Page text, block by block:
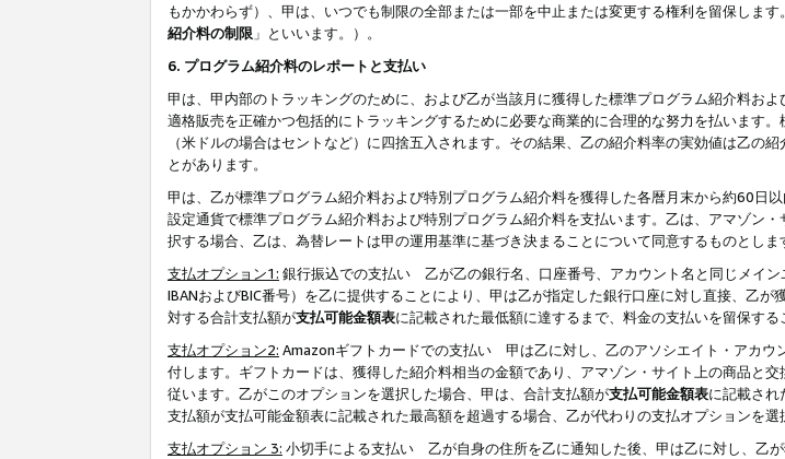
もかかわらず）、甲は、いつでも制限の全部または一部を中止または変更する権利を留保します
紹介料の制限 」といいます。）。
6. プログラム紹介料のレポートと支払い
甲は、甲内部のトラッキングのために、および乙が当該月に獲得した標準プログラム紹介料お
適格販売を正確かつ包括的にトラッキングするために必要な商業的に合理的な努力を払います
（米ドルの場合はセントなど）に四捨五入されます。その結果、乙の紹介料率の実効値は乙の
とがあります。
甲は、乙が標準プログラム紹介料および特別プログラム紹介料を獲得した各暦月末から約60日
設定通貨で標準プログラム紹介料および特別プログラム紹介料を支払います。乙は、アマゾン
択する場合、乙は、為替レートは甲の運用基準に基づき決まることについて同意するものとしま
支払オプション1: 銀行振込での支払い 乙が乙の銀行名、口座番号、アカウント名と同じメイン
IBANおよびBIC番号）を乙に提供することにより、甲は乙が指定した銀行口座に対し直接、乙
対する合計支払額が支払可能金額表に記載された最低額に達するまで、料金の支払いを留保する
支払オプション2: Amazonギフトカードでの支払い 甲は乙に対し、乙のアソシエイト・アカウ
付します。ギフトカードは、獲得した紹介料相当の金額であり、アマゾン・サイト上の商品と
従います。乙がこのオプションを選択した場合、甲は、合計支払額が支払可能金額表に記載され
支払額が支払可能金額表に記載された最高額を超過する場合、乙が代わりの支払オプションを
支払オプション 3: 小切手による支払い 乙が自身の住所を乙に通知した後、甲は乙に対し、乙